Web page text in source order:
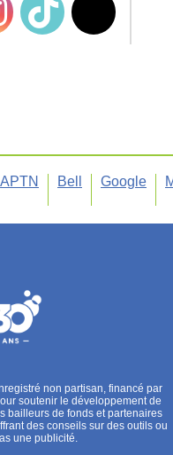
APTN Bell Google
non partisan, financé par
soutenir le développement de
bailleurs de fonds et partenaires
des conseils sur des outils ou
une publicité.